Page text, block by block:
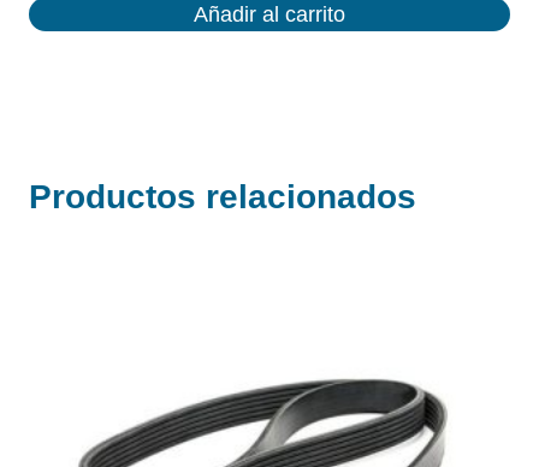
Añadir al carrito
Productos relacionados